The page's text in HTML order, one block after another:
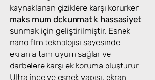
kaynaklanan çiziklere karşı korurken
maksimum dokunmatik hassasiyet
sunmak için geliştirilmiştir. Esnek
nano film teknolojisi sayesinde
ekranla tam uyum sağlar ve
darbelere karşı ek koruma oluşturur.
Ultra ince ve esnek yapısı, ekran